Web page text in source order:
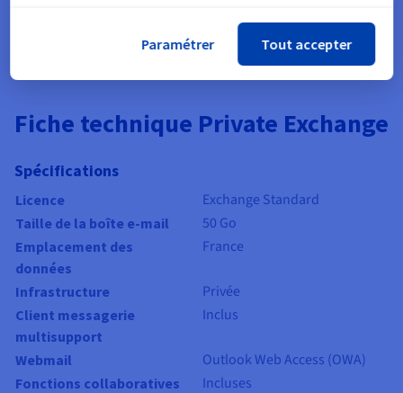
Fiche technique Private Exchange
Spécifications
Licence Exchange Standard
Taille de la boîte e-mail 50 Go
Emplacement des
données
France
Infrastructure Privée
Client messagerie
multisupport
Inclus
Webmail Outlook Web Access (OWA)
Fonctions collaboratives Incluses
Paramétrer Tout accepter